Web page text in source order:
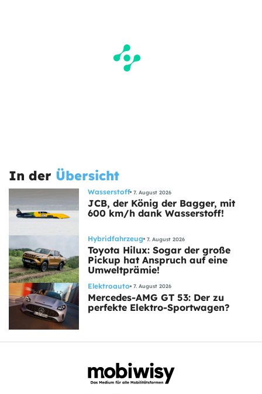
In der Übersicht
Wasserstoff 7. August 2026
JCB, der König der Bagger, mit
600 km/h dank Wasserstoff!
Hybridfahrzeug 7. August 2026
Toyota Hilux: Sogar der große
Pickup hat Anspruch auf eine
Umweltprämie!
Elektroauto 7. August 2026
Mercedes-AMG GT 53: Der zu
perfekte Elektro-Sportwagen?